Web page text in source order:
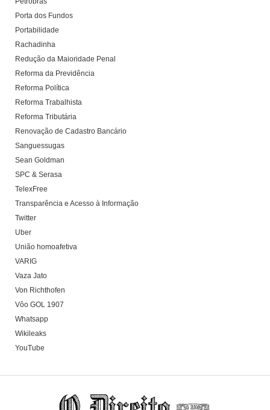
Porta dos Fundos
Portabilidade
Rachadinha
Redução da Maioridade Penal
Reforma da Previdência
Reforma Política
Reforma Trabalhista
Reforma Tributária
Renovação de Cadastro Bancário
Sanguessugas
Sean Goldman
SPC & Serasa
TelexFree
Transparência e Acesso à Informação
Twitter
Uber
União homoafetiva
VARIG
Vaza Jato
Von Richthofen
Vôo GOL 1907
Whatsapp
Wikileaks
YouTube